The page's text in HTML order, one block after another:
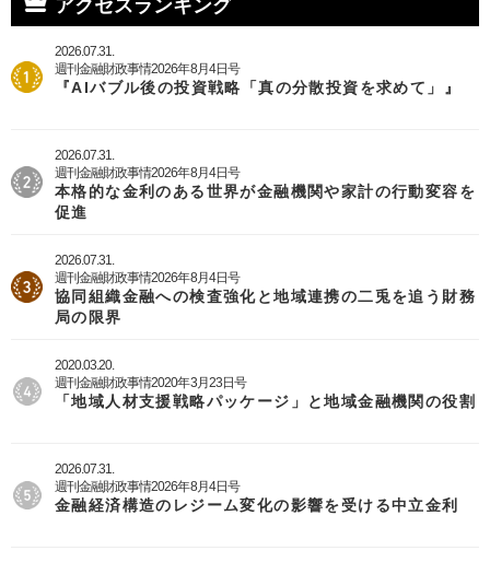
アクセスランキング
2026.07.31.
週刊金融財政事情2026年8月4日号
『AIバブル後の投資戦略「真の分散投資を求めて」』
2026.07.31.
週刊金融財政事情2026年8月4日号
本格的な金利のある世界が金融機関や家計の行動変容を
促進
2026.07.31.
週刊金融財政事情2026年8月4日号
協同組織金融への検査強化と地域連携の二兎を追う財務
局の限界
2020.03.20.
週刊金融財政事情2020年3月23日号
「地域人材支援戦略パッケージ」と地域金融機関の役割
2026.07.31.
週刊金融財政事情2026年8月4日号
金融経済構造のレジーム変化の影響を受ける中立金利